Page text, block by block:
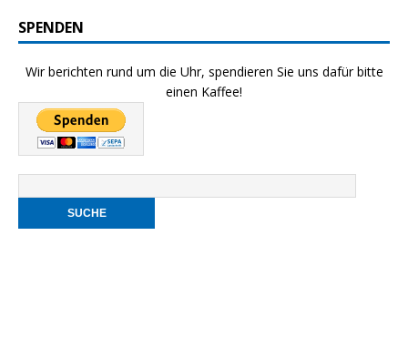
SPENDEN
Wir berichten rund um die Uhr, spendieren Sie uns dafür bitte
einen Kaffee!